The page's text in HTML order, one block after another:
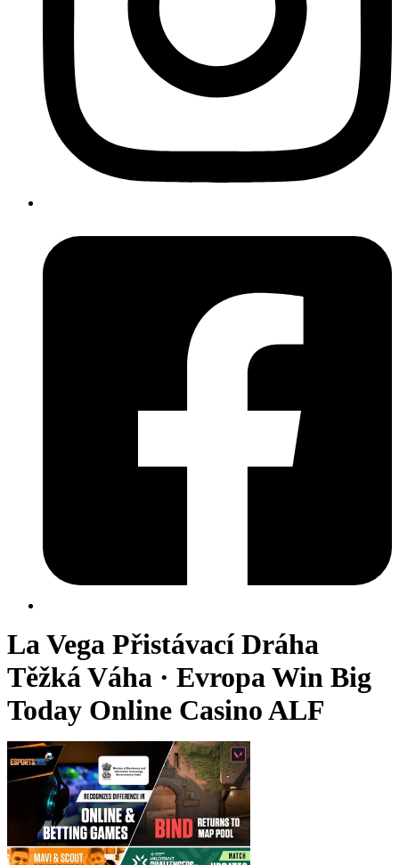
La Vega Přistávací Dráha
Těžká Váha · Evropa Win Big
Today Online Casino ALF